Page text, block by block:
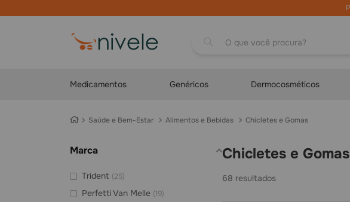
O que você procura?
Medicamentos Genéricos Dermocosméticos
Saúde e Bem-Estar Alimentos e Bebidas Chicletes e Gomas
Marca
Trident (25)
Perfetti Van Melle (19)
Chicletes e Gomas
68